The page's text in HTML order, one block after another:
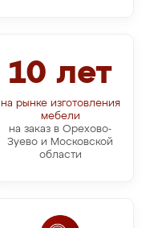
10 лет
на рынке изготовления
мебели
на заказ в Орехово-
Зуево и Московской
области